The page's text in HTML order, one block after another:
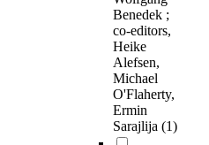
Benedek ;
co-editors,
Heike
Alefsen,
Michael
O'Flaherty,
Ermin
Sarajlija (1)